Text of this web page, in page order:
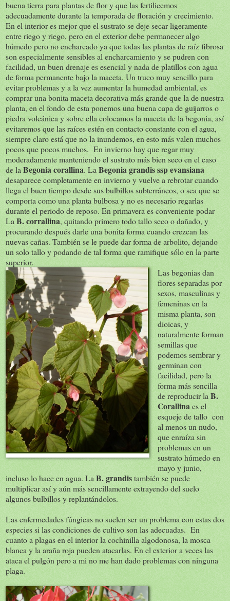
buena tierra para plantas de flor y que las fertilicemos
adecuadamente durante la temporada de floración y crecimiento.
En el interior es mejor que el sustrato se deje secar ligeramente
entre riego y riego, pero en el exterior debe permanecer algo
húmedo pero no encharcado ya que todas las plantas de raíz fibrosa
son especialmente sensibles al encharcamiento y se pudren con
facilidad, un buen drenaje es esencial y nada de platillos con agua
de forma permanente bajo la maceta. Un truco muy sencillo para
evitar problemas y a la vez aumentar la humedad ambiental, es
comprar una bonita maceta decorativa más grande que la de nuestra
planta, en el fondo de esta ponemos una buena capa de guijarros o
piedra volcánica y sobre ella colocamos la maceta de la begonia, así
evitaremos que las raíces estén en contacto constante con el agua,
siempre claro está que no la inundemos, en esto más valen muchos
pocos que pocos muchos. En invierno hay que regar muy
moderadamente manteniendo el sustrato más bien seco en el caso
de la Begonia corallina. La Begonia grandis ssp evansiana
desaparece completamente en invierno y vuelve a rebrotar cuando
llega el buen tiempo desde sus bulbillos subterráneos, o sea que se
comporta como una planta bulbosa y no es necesario regarlas
durante el periodo de reposo. En primavera es conveniente podar
La B. corrallina, quitando primero todo tallo seco o dañado, y
procurando después darle una bonita forma cuando crezcan las
nuevas cañas. También se le puede dar forma de arbolito, dejando
un solo tallo y podando de tal forma que ramifique sólo en la parte
superior.
Las begonias dan
flores separadas por
sexos, masculinas y
femeninas en la
misma planta, son
dioicas, y
naturalmente forman
semillas que
podemos sembrar y
germinan con
facilidad, pero la
forma más sencilla
de reproducir la B.
Corallinaes el
esqueje de tallo con
al menos un nudo,
que enraíza sin
problemas en un
sustrato húmedo en
mayo y junio,
incluso lo hace en agua. La B. grandistambién se puede
multiplicar así y aún más sencillamente extrayendo del suelo
algunos bulbillos y replantándolos.
Las enfermedades fúngicas no suelen ser un problema con estas dos
especies si las condiciones de cultivo son las adecuadas. En
cuanto a plagas en el interior la cochinilla algodonosa, la mosca
blanca y la araña roja pueden atacarlas. En el exterior a veces las
ataca el pulgón pero a mi no me han dado problemas con ninguna
plaga.